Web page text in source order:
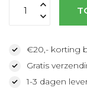
€20,- korting
Gratis
1-3 dagen